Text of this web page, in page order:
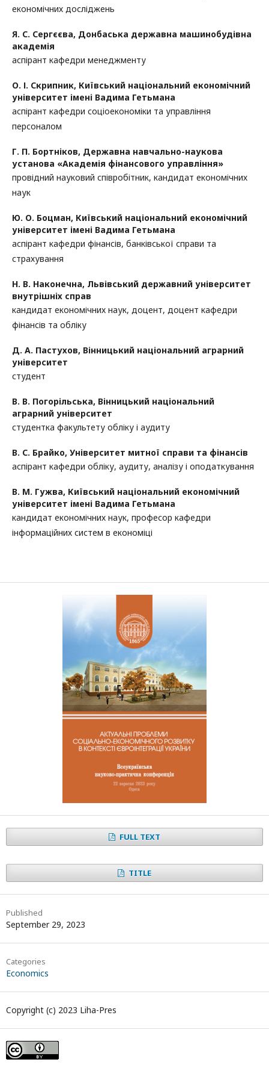
економічних досліджень
Я. С. Сергєєва, Донбаська державна машинобудівна
академія
аспірант кафедри менеджменту
О. І. Скрипник, Київський національний економічний
університет імені Вадима Гетьмана
аспірант кафедри соціоекономіки та управління
персоналом
Г. П. Бортніков, Державна навчально-наукова
установа «Академія фінансового управління»
провідний науковий співробітник, кандидат економічних
наук
Ю. О. Боцман, Київський національний економічний
університет імені Вадима Гетьмана
аспірант кафедри фінансів, банківської справи та
страхування
Н. В. Наконечна, Львівський державний університет
внутрішніх справ
кандидат економічних наук, доцент, доцент кафедри
фінансів та обліку
Д. А. Пастухов, Вінницький національний аграрний
університет
студент
В. В. Погорільська, Вінницький національний
аграрний університет
студентка факультету обліку і аудиту
В. С. Брайко, Університет митної справи та фінансів
аспірант кафедри обліку, аудиту, аналізу і оподаткування
В. М. Гужва, Київський національний економічний
університет імені Вадима Гетьмана
кандидат економічних наук, професор кафедри
інформаційних систем в економіці
FULL TEXT
TITLE
Published
September 29, 2023
Categories
Economics
Copyright (c) 2023 Liha-Pres